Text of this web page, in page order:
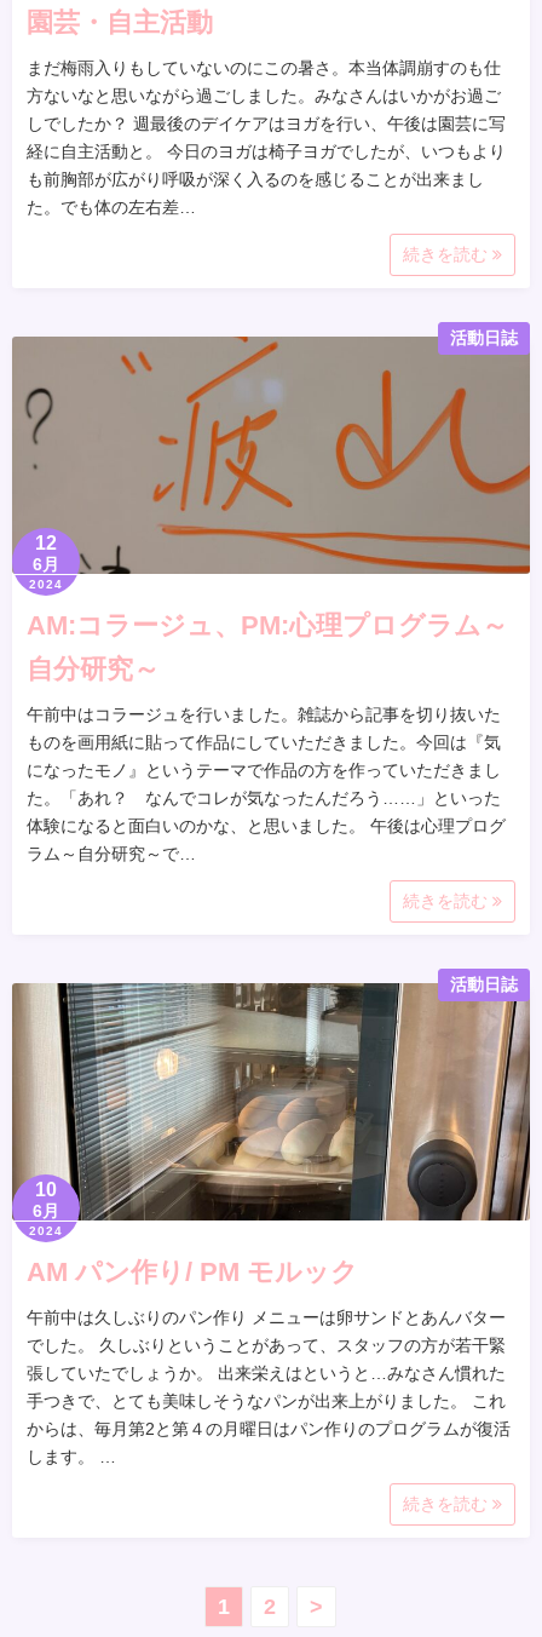
園芸・自主活動
まだ梅雨入りもしていないのにこの暑さ。本当体調崩すのも仕
方ないなと思いながら過ごしました。みなさんはいかがお過ご
しでしたか？ 週最後のデイケアはヨガを行い、午後は園芸に写
経に自主活動と。 今日のヨガは椅子ヨガでしたが、いつもより
も前胸部が広がり呼吸が深く入るのを感じることが出来まし
た。でも体の左右差…
続きを読む
活動日誌
12
6月
2024
AM:コラージュ、PM:心理プログラム～
自分研究～
午前中はコラージュを行いました。雑誌から記事を切り抜いた
ものを画用紙に貼って作品にしていただきました。今回は『気
になったモノ』というテーマで作品の方を作っていただきまし
た。「あれ？ なんでコレが気なったんだろう……」といった
体験になると面白いのかな、と思いました。 午後は心理プログ
ラム～自分研究～で…
続きを読む
活動日誌
10
6月
2024
AM パン作り/ PM モルック
午前中は久しぶりのパン作り メニューは卵サンドとあんバター
でした。 久しぶりということがあって、スタッフの方が若干緊
張していたでしょうか。 出来栄えはというと…みなさん慣れた
手つきで、とても美味しそうなパンが出来上がりました。 これ
からは、毎月第2と第４の月曜日はパン作りのプログラムが復活
します。 …
続きを読む
1 2 >